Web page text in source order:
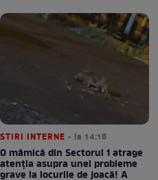
STIRI INTERNE • la 14:16
O mămică din Sectorul 1 atrage
atenția asupra unei probleme
grave la locurile de joacă! A